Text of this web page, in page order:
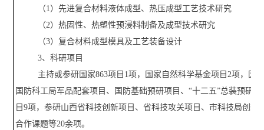
（1）先进复合材料液体成型、热压成型工艺技术研究
（2）热固性、热塑性预浸料制备及成型技术研究
（3）复合材料成型模具及工艺装备设计
3、科研项目
主持或参研国家863项目1项，国家自然科学基金项目2项，国
国防科工局军品配套项目、国防基础预研项目、“十二五”总装预研
目9项，参研山西省科技创新项目、省科技攻关项目、市科技局创新
合作课题等20余项。